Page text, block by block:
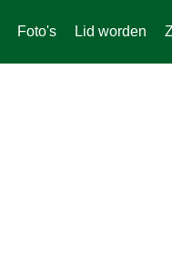
Foto's Lid worden